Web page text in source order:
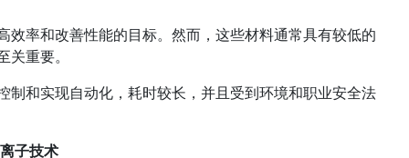
率和改善性能的目标。然而，这些材料通常具有较低的
重要。
和实现自动化，耗时较长，并且受到环境和职业安全法
子技术